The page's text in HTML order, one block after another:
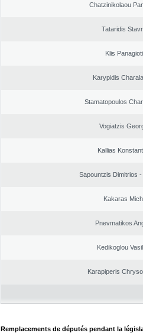
Chatzinikolaou
Tataridis
Klis
Karypidis
Stamatopoulos
Vogiatzis
Kallias
Sapountzis Dimitrios
Kakaras
Pnevmatikos
Kedikoglou
Karapiperis
Remplacements de députés pendant la